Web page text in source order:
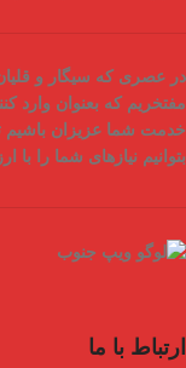
در عصری که سیگار و قلیان
مفتخریم که بعنوان وارد
خدمت شما عزیزان باشیم
بتوانیم نیازهای شما را با
ارتباط با ما